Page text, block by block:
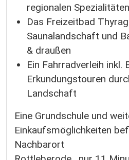
regionalen Spezialitäten
Das Freizeitbad
Saunalandschaft und
& draußen
Ein Fahrradverleih inkl.
Erkundungstouren
Landschaft
Eine Grundschule und
Einkaufsmöglichkeiten
Nachbarort